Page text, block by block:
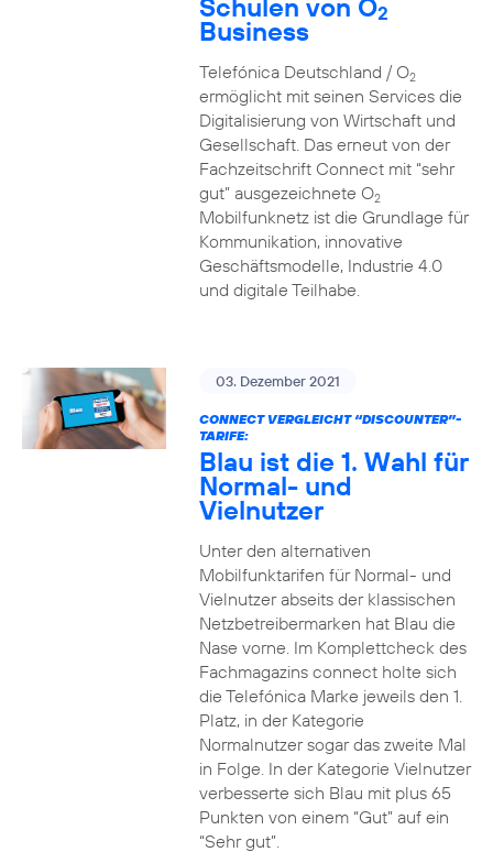
Schulen von O2
Business
Telefónica Deutschland / O2
ermöglicht mit seinen Services die
Digitalisierung von Wirtschaft und
Gesellschaft. Das erneut von der
Fachzeitschrift Connect mit “sehr
gut” ausgezeichnete O2
Mobilfunknetz ist die Grundlage für
Kommunikation, innovative
Geschäftsmodelle, Industrie 4.0
und digitale Teilhabe.
03. Dezember 2021
CONNECT VERGLEICHT “DISCOUNTER”-
TARIFE:
Blau ist die 1. Wahl für
Normal- und
Vielnutzer
Unter den alternativen
Mobilfunktarifen für Normal- und
Vielnutzer abseits der klassischen
Netzbetreibermarken hat Blau die
Nase vorne. Im Komplettcheck des
Fachmagazins connect holte sich
die Telefónica Marke jeweils den 1.
Platz, in der Kategorie
Normalnutzer sogar das zweite Mal
in Folge. In der Kategorie Vielnutzer
verbesserte sich Blau mit plus 65
Punkten von einem “Gut” auf ein
“Sehr gut”.